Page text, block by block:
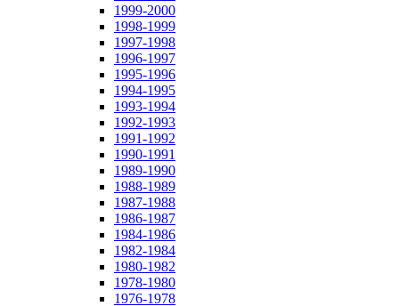
1999-2000
1998-1999
1997-1998
1996-1997
1995-1996
1994-1995
1993-1994
1992-1993
1991-1992
1990-1991
1989-1990
1988-1989
1987-1988
1986-1987
1984-1986
1982-1984
1980-1982
1978-1980
1976-1978